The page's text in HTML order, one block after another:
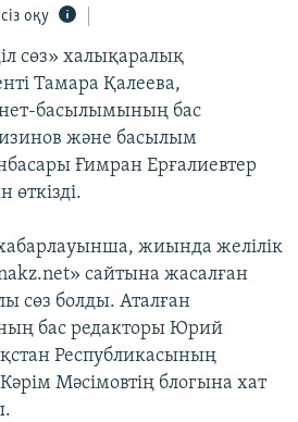
оқу
сөз» халықаралық
Тамара Қалеева,
басылымының бас
және басылым
Ғимран Ерғалиевтер
өткізді.
хабарлауынша, жиында желілік
сайтына жасалған
сөз болды. Аталған
бас редакторы Юрий
Республикасының
Мәсімовтің блогына хат